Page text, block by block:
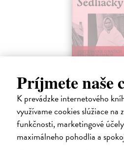
Príjmete naše
K prevádzke internetového
využívame cookies slúžiace na
funkčnosti, marketingové
maximálneho pohodlia a
Sedliačky
Kuciel-Frydryszak Joanna| Kniha
„Neplač, dieťa moje. Každá žena je
vyvolená,“ hovorí babka svojej mladej